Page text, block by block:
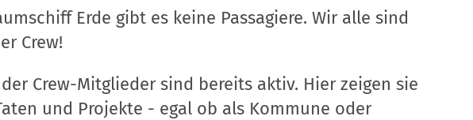
Erde gibt es keine Passagiere. Wir alle sind
Crew!
Crew-Mitglieder sind bereits aktiv. Hier zeigen sie
und Projekte - egal ob als Kommune oder